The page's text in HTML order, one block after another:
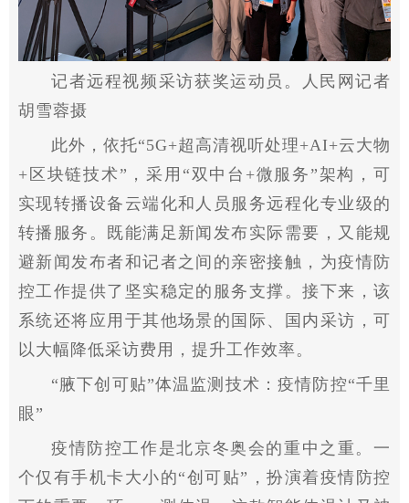
记者远程视频采访获奖运动员。人民网记者
胡雪蓉摄
此外，依托“5G+超高清视听处理+AI+云大物
+区块链技术”，采用“双中台+微服务”架构，可
实现转播设备云端化和人员服务远程化专业级的
转播服务。既能满足新闻发布实际需要，又能规
避新闻发布者和记者之间的亲密接触，为疫情 防
控工作提供了坚实稳定的服务支撑。接下来，该
系统还将应用于其他场景的国际、国内采访，可
以大幅降低采访费用，提升工作效率。
“腋下创可贴”体温监测技术：疫情 防控“千里
眼”
疫情 防控工作是北京冬奥会的重中之重。一
个仅有手机卡大小的“创可贴”，扮演着疫情 防控